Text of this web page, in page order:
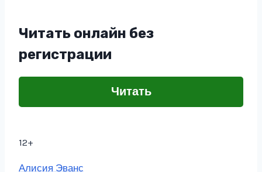
Читать онлайн без
регистрации
Читать
12+
Метки
Алисия Эванс